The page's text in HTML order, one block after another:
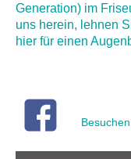
Generation) im
uns herein, lehnen
hier für einen